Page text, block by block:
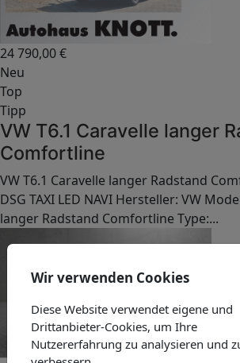
24 790,00€
Neu
Top
Tipp
VW T6.1 Caravelle langer
Comfortline
VW T6.1 Caravelle langer Radstand
DSG TAXI LED NAVI Hersteller: VW
langer Radstand Comfortline Type:...
Wir verwenden Cookies
Diese Website verwendet eigene und
Drittanbieter-Cookies, um Ihre
Nutzererfahrung zu analysieren und